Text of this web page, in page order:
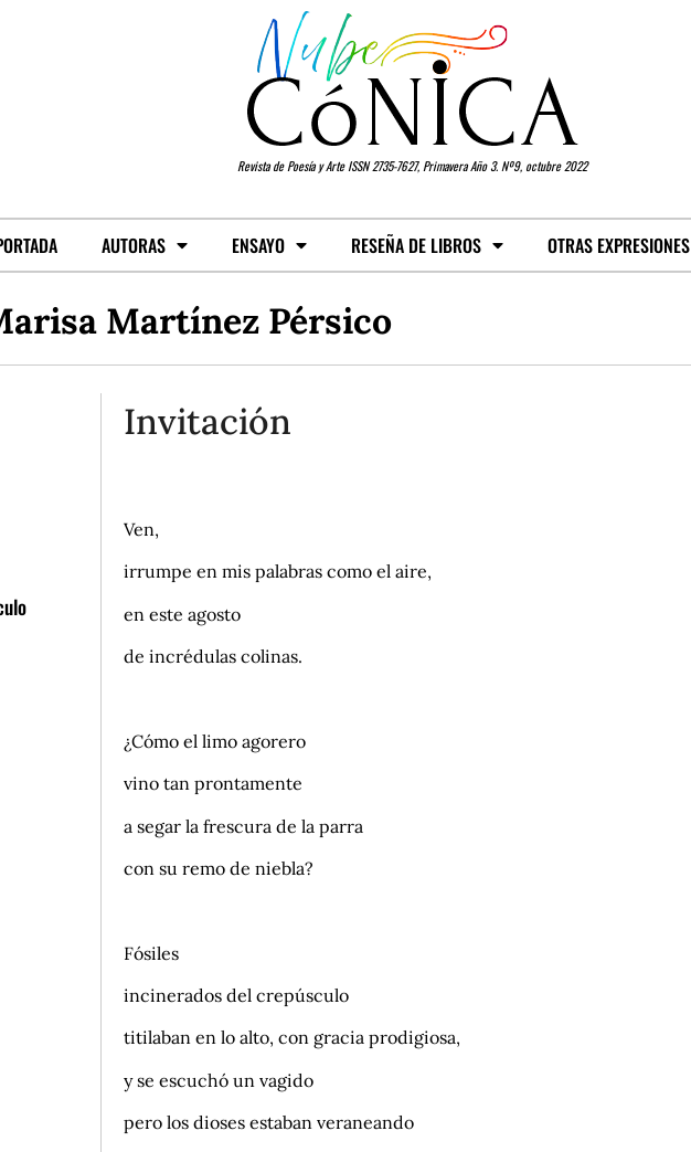
Revista de Poesía y Arte ISSN 2735-7627, Primavera Año 3. Nº9, octubre 2022
AUTORAS ENSAYO RESEÑA DE LIBROS OTRAS EXPRESIONES
Martínez Pérsico
Invitación
Ven,
irrumpe en mis palabras como el aire,
en este agosto
de incrédulas colinas.
¿Cómo el limo agorero
vino tan prontamente
a segar la frescura de la parra
con su remo de niebla?
Fósiles
incinerados del crepúsculo
titilaban en lo alto, con gracia prodigiosa,
y se escuchó un vagido
pero los dioses estaban veraneando